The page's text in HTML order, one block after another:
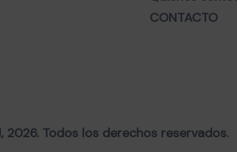
CONTACTO
2026. Todos los derechos reservados.